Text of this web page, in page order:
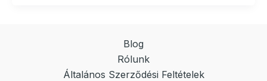
Blog
Rólunk
Általános Szerződési Feltételek